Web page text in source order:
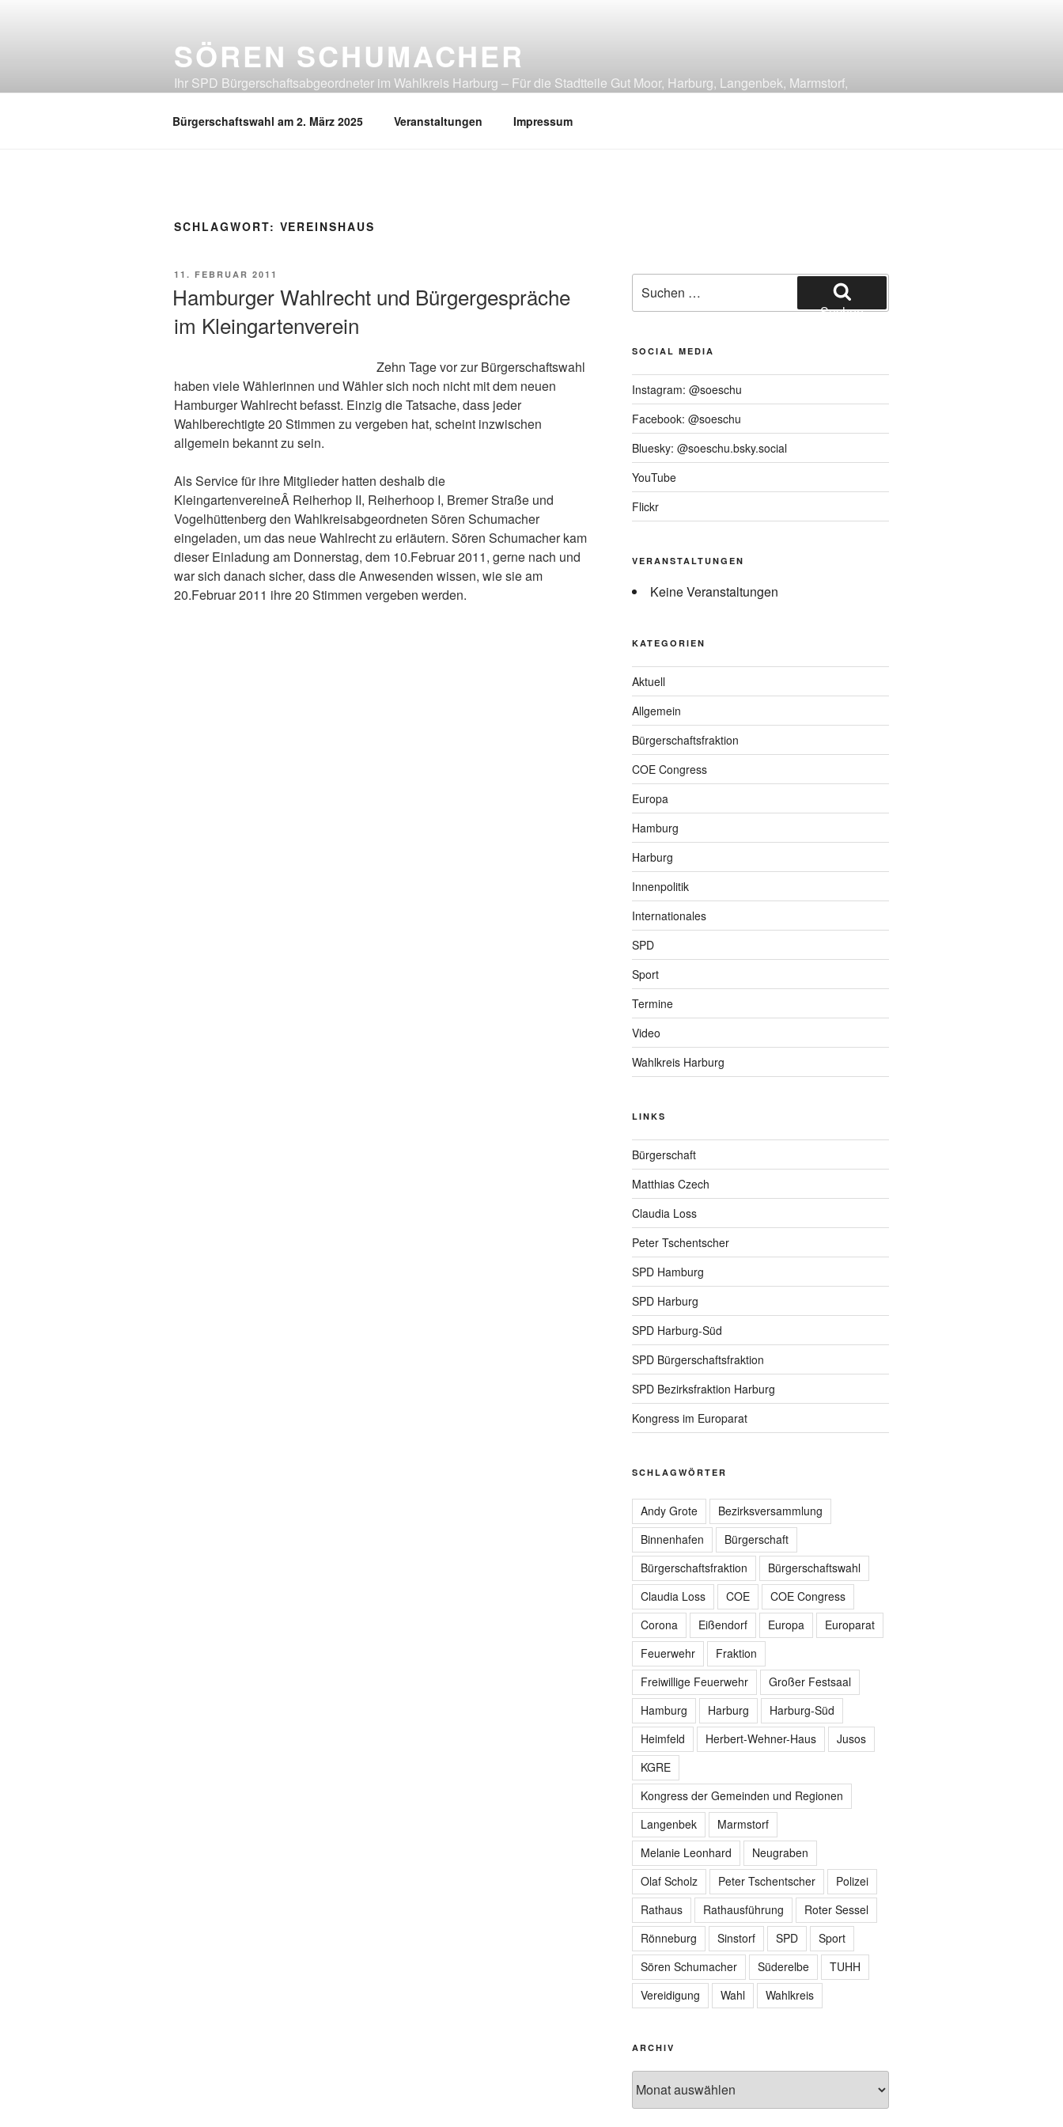
SÖREN SCHUMACHER
Ihr SPD Bürgerschaftsabgeordneter im Wahlkreis Harburg – Für die Stadtteile Gut Moor, Harburg, Langenbek, Marmstorf,
Bürgerschaftswahl am 2. März 2025 Veranstaltungen Impressum
SCHLAGWORT: VEREINSHAUS
VERÖFFENTLICHT
11. FEBRUAR 2011
Hamburger Wahlrecht und Bürgergespräche
im Kleingartenverein
Zehn Tage vor zur Bürgerschaftswahl
haben viele Wählerinnen und Wähler sich noch nicht mit dem neuen
Hamburger Wahlrecht befasst. Einzig die Tatsache, dass jeder
Wahlberechtigte 20 Stimmen zu vergeben hat, scheint inzwischen
allgemein bekannt zu sein.
Als Service für ihre Mitglieder hatten deshalb die
KleingartenvereineÂ Reiherhop II, Reiherhoop I, Bremer Straße und
Vogelhüttenberg den Wahlkreisabgeordneten Sören Schumacher
eingeladen, um das neue Wahlrecht zu erläutern. Sören Schumacher kam
dieser Einladung am Donnerstag, dem 10.Februar 2011, gerne nach und
war sich danach sicher, dass die Anwesenden wissen, wie sie am
20.Februar 2011 ihre 20 Stimmen vergeben werden.
nach:
Suchen
SOCIAL MEDIA
Instagram: @soeschu
Facebook: @soeschu
Bluesky: @soeschu.bsky.social
YouTube
Flickr
VERANSTALTUNGEN
Keine Veranstaltungen
KATEGORIEN
Aktuell
Allgemein
Bürgerschaftsfraktion
COE Congress
Europa
Hamburg
Harburg
Innenpolitik
Internationales
SPD
Sport
Termine
Video
Wahlkreis Harburg
LINKS
Bürgerschaft
Matthias Czech
Claudia Loss
Peter Tschentscher
SPD Hamburg
SPD Harburg
SPD Harburg-Süd
SPD Bürgerschaftsfraktion
SPD Bezirksfraktion Harburg
Kongress im Europarat
SCHLAGWÖRTER
Andy Grote
Bezirksversammlung
Binnenhafen
Bürgerschaft
Bürgerschaftsfraktion
Bürgerschaftswahl
Claudia Loss
COE
COE Congress
Corona
Eißendorf Europa
Europarat
Feuerwehr
Fraktion
Freiwillige Feuerwehr
Großer Festsaal
Hamburg
Harburg
Harburg-Süd
Heimfeld
Herbert-Wehner-Haus
Jusos
KGRE
Kongress der Gemeinden und Regionen
Langenbek
Marmstorf
Melanie Leonhard
Neugraben
Olaf Scholz
Peter Tschentscher
Polizei
Rathaus
Rathausführung
Roter Sessel
Rönneburg
Sinstorf SPD
Sport
Sören Schumacher
Süderelbe
TUHH
Vereidigung
Wahl Wahlkreis
ARCHIV